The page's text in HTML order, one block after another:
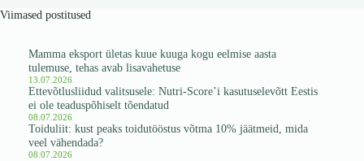
Viimased postitused
Mamma eksport ületas kuue kuuga kogu eelmise aasta
tulemuse, tehas avab lisavahetuse
13.07.2026
Ettevõtlusliidud valitsusele: Nutri-Score’i kasutuselevõtt Eestis
ei ole teaduspõhiselt tõendatud
08.07.2026
Toiduliit: kust peaks toidutööstus võtma 10% jäätmeid, mida
veel vähendada?
08.07.2026